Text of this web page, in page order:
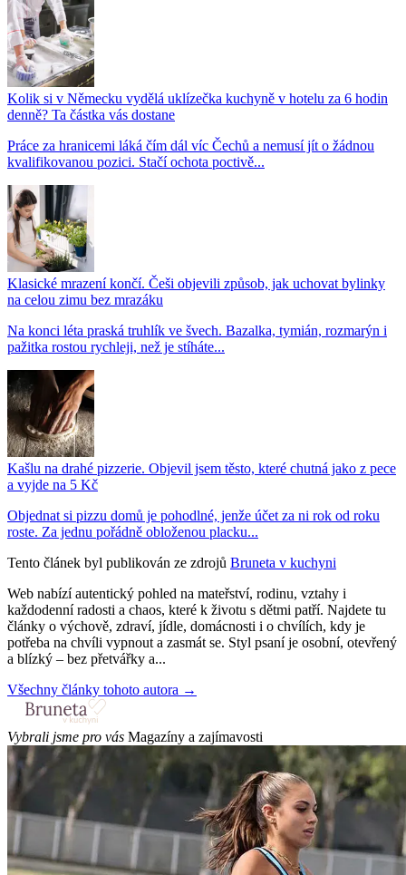
Kolik si v Německu vydělá uklízečka kuchyně v hotelu za 6 hodin
denně? Ta částka vás dostane
Práce za hranicemi láká čím dál víc Čechů a nemusí jít o žádnou
kvalifikovanou pozici. Stačí ochota poctivě...
Klasické mrazení končí. Češi objevili způsob, jak uchovat bylinky
na celou zimu bez mrazáku
Na konci léta praská truhlík ve švech. Bazalka, tymián, rozmarýn i
pažitka rostou rychleji, než je stíháte...
Kašlu na drahé pizzerie. Objevil jsem těsto, které chutná jako z pece
a vyjde na 5 Kč
Objednat si pizzu domů je pohodlné, jenže účet za ni rok od roku
roste. Za jednu pořádně obloženou placku...
Tento článek byl publikován ze zdrojů Bruneta v kuchyni
Web nabízí autentický pohled na mateřství, rodinu, vztahy i
každodenní radosti a chaos, které k životu s dětmi patří. Najdete tu
články o výchově, zdraví, jídle, domácnosti i o chvílích, kdy je
potřeba na chvíli vypnout a zasmát se. Styl psaní je osobní, otevřený
a blízký – bez přetvářky a...
Všechny články tohoto autora →
Vybrali jsme pro vás Magazíny a zajímavosti